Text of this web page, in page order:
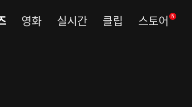
영화 실시간 클립 스토어 N